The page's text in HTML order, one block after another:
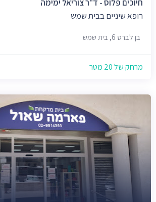
חיוכים פלוס - ד"ר צוריאל ימימה
רופא שיניים בבית שמש
בן לברט 6, בית שמש
מרחק של 20 מטר